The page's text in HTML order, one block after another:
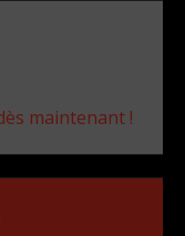
maintenant !